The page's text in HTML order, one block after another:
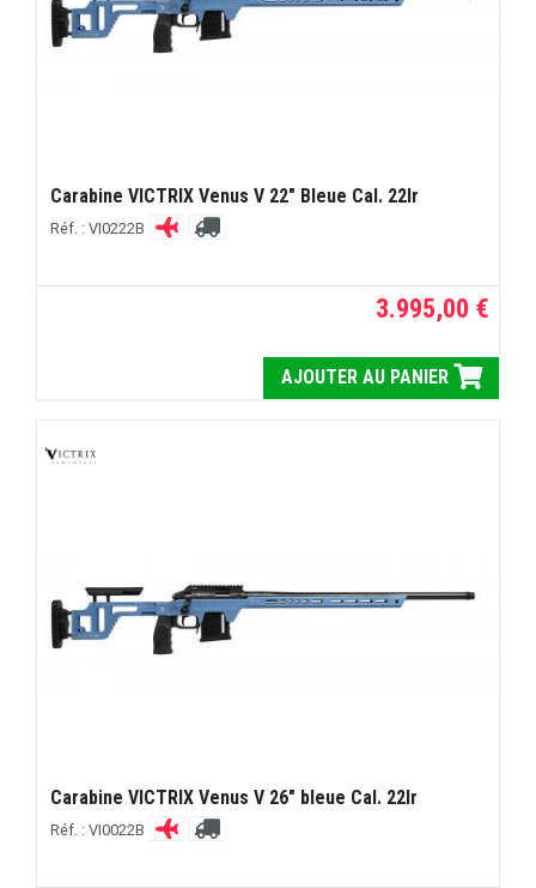
Carabine VICTRIX Venus V 22" Bleue Cal. 22lr
Réf. : VI0222B
3.995,00 €
AJOUTER AU PANIER
Carabine VICTRIX Venus V 26" bleue Cal. 22lr
Réf. : VI0022B